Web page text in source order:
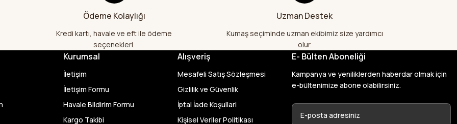
hem ölçü olarak hem görüntü,doku olarak çok
A... S... | 24/07/2026
bu kadar çeşit görmedim büyük kolaylık emeği
geçenlere teşekkür ediyorum
Abdurrahman Samsur | 24/07/2026
Ödeme Kolaylığı
Kredi kartı, havale ve eft ile ödeme
seçenekleri.
Uzman Destek
Kumaş seçiminde uzman ekibimiz size yardımcı
olur.
Kurumsal
İletişim
İletişim Formu
Havale Bildirim Formu
Kargo Takibi
Alışveriş
Mesafeli Satış Sözleşmesi
Gizlilik ve Güvenlik
İptal İade Koşullari
Kişisel Veriler Politikası
E- Bülten Aboneliği
Kampanya ve yeniliklerden haberdar olmak için
e-bültenimize abone olabilirsiniz.